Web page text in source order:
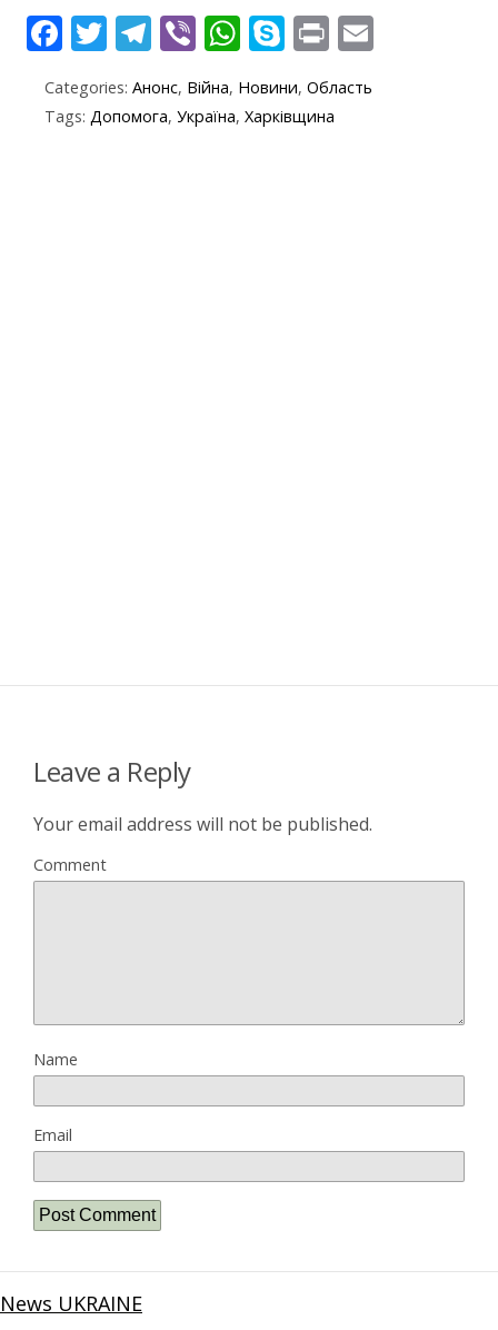
F
e
b
T
itt
T
e
gr
Vi
b
er
W
at
S
y
p
Pr
t
Categories: Анонс, Війна, Новини, Область
Tags: Допомога, Україна, Харківщина
Leave a Reply
Your email address will not be published.
Comment
Name
Email
News UKRAINE